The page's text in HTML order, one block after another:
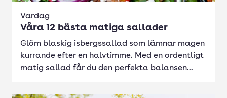
Vardag
Våra 12 bästa matiga sallader
Glöm blaskig isbergssallad som lämnar magen
kurrande efter en halvtimme. Med en ordentligt
matig sallad får du den perfekta balansen...